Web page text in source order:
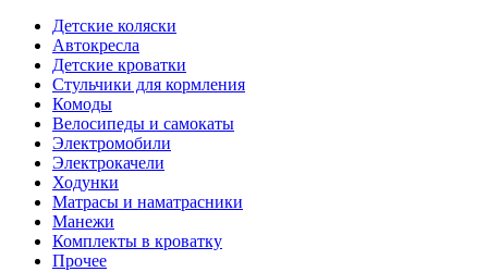
Детские коляски
Автокресла
Детские кроватки
Стульчики для кормления
Комоды
Велосипеды и самокаты
Электромобили
Электрокачели
Ходунки
Матрасы и наматрасники
Манежи
Комплекты в кроватку
Прочее